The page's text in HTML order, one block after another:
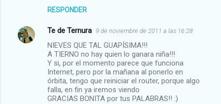
RESPONDER
Te de Ternura 9 de noviembre de 2011 a las 16:28
NIEVES QUE TAL GUAPÍSIMA!!!
A TIERNO no hay quien lo ganara niña!!!
Y si, por el momento parece que funciona
Internet, pero por la mañana al ponerlo en
órbita, tengo que reiniciar el router, porque algo
falla, en fin ya iremos viendo
GRACIAS BONITA por tus PALABRAS!! :)